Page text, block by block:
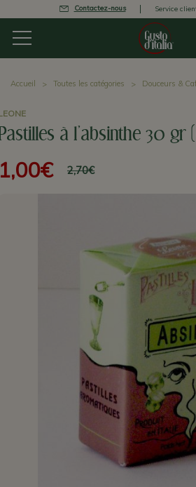
Contactez-nous Service
Accueil Toutes les catégories Douceurs &
à l'absinthe 30 gr
2,70€